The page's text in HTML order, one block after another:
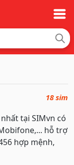
18 sim
tại SIMvn có
hỗ trợ
hợp mệnh,